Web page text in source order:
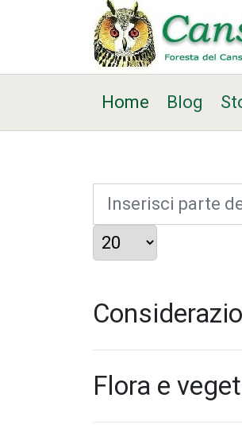
Home Blog
parte del titolo
Visualizza #
Flora e